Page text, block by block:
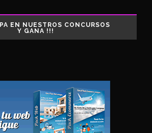
EN NUESTROS CONCURSOS
Y GANA !!!